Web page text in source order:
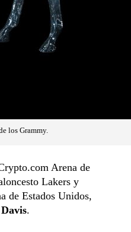
los Grammy.
Arena de
Lakers y
de Estados Unidos,
.